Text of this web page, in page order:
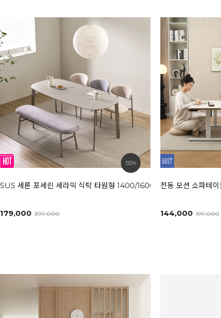
55%
SUS 세론 포세린 세라믹 식탁 타원형 1400/1600/1800L [모던화이트
179,000 399,000
전동 모션 소파테
144,000 199,000